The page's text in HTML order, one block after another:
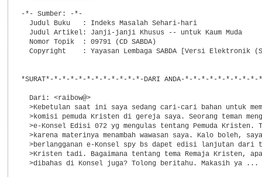
-*- Sumber: -*-
  Judul Buku   : Indeks Masalah Sehari-hari
  Judul Artikel: Janji-janji Khusus -- untuk Kaum Muda
  Nomor Topik  : 09791 (CD SABDA)
Copyright    : Yayasan Lembaga SABDA [Versi Elektronik
*SURAT*-*-*-*-*-*-*-*-*-*-*-*-DARI ANDA-*-*-*-*-*-*-*-*-*-*-
  Dari: <raibow@>
>Kebetulan saat ini saya sedang cari-cari bahan untuk
>komisi pemuda Kristen di gereja saya. Seorang teman
>e-Konsel Edisi 072 yg mengulas tentang Pemuda Kristen.
>karena materinya menambah wawasan saya. Kalo boleh,
>berlangganan e-Konsel spy bs dapet edisi lanjutan dari
>Kristen tadi. Bagaimana tentang tema Remaja Kristen,
>dibahas di Konsel juga? Tolong beritahu. Makasih ya ...